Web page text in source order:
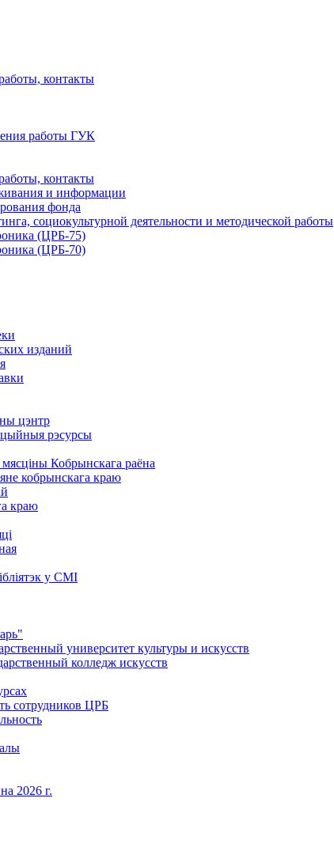
контакты
работы ГУК
контакты
и информации
фонда
социокультурной деятельности и методической работы
(ЦРБ-75)
(ЦРБ-70)
изданий
цэнтр
рэсурсы
Кобрынскага раёна
кобрынскага краю
краю
у СМІ
университет культуры и искусств
колледж искусств
сотрудников ЦРБ
2026 г.